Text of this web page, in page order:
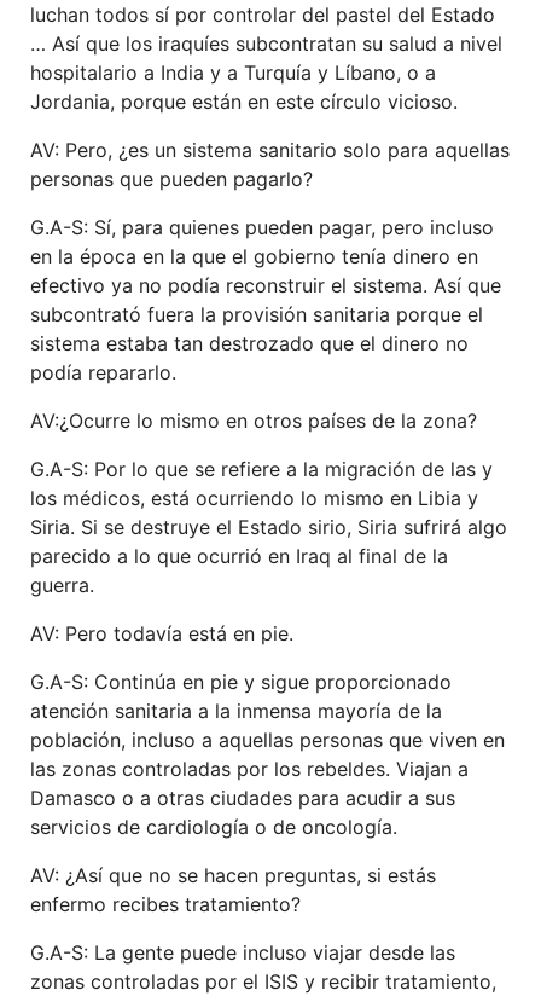
luchan todos sí por controlar del pastel del Estado
… Así que los iraquíes subcontratan su salud a nivel
hospitalario a India y a Turquía y Líbano, o a
Jordania, porque están en este círculo vicioso.
AV: Pero, ¿es un sistema sanitario solo para aquellas
personas que pueden pagarlo?
G.A-S: Sí, para quienes pueden pagar, pero incluso
en la época en la que el gobierno tenía dinero en
efectivo ya no podía reconstruir el sistema. Así que
subcontrató fuera la provisión sanitaria porque el
sistema estaba tan destrozado que el dinero no
podía repararlo.
AV:¿Ocurre lo mismo en otros países de la zona?
G.A-S: Por lo que se refiere a la migración de las y
los médicos, está ocurriendo lo mismo en Libia y
Siria. Si se destruye el Estado sirio, Siria sufrirá algo
parecido a lo que ocurrió en Iraq al final de la
guerra.
AV: Pero todavía está en pie.
G.A-S: Continúa en pie y sigue proporcionado
atención sanitaria a la inmensa mayoría de la
población, incluso a aquellas personas que viven en
las zonas controladas por los rebeldes. Viajan a
Damasco o a otras ciudades para acudir a sus
servicios de cardiología o de oncología.
AV: ¿Así que no se hacen preguntas, si estás
enfermo recibes tratamiento?
G.A-S: La gente puede incluso viajar desde las
zonas controladas por el ISIS y recibir tratamiento,